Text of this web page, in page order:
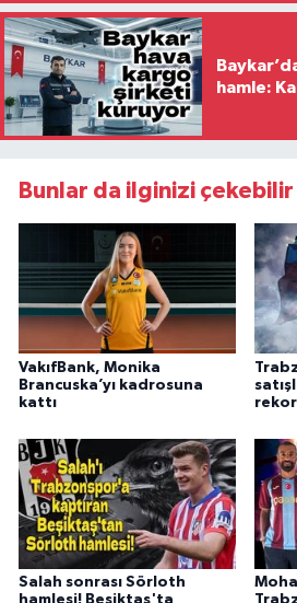
hamle:
Bunlar da ilginizi çekebilir
VakıfBank, Monika
Brancuska’yı kadrosuna
kattı
Salah sonrası Sörloth